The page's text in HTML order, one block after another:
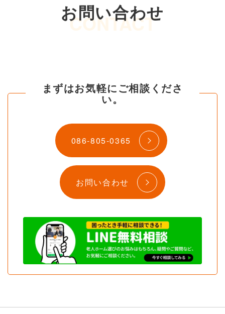
お問い合わせ
CONTACT
まずはお気軽にご相談くださ
い。
086-805-0365
お問い合わせ